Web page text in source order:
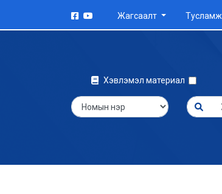
Жагсаалт Тусламж
Хэвлэмэл материал